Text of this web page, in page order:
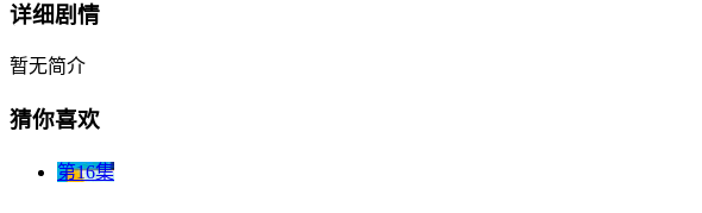
详细剧情
暂无简介
猜你喜欢
第16集